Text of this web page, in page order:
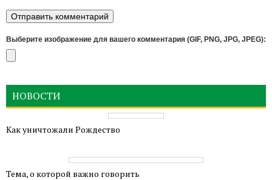
Выберите изображение для вашего комментария (GIF, PNG, JPG, JPEG):
НОВОСТИ
Как уничтожали Рождество
Тема, о которой важно говорить